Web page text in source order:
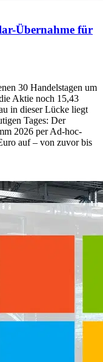
Übernahme für
30 Handelstagen um
Aktie noch 15,43
in dieser Lücke liegt
Tages: Der
2026 per Ad-hoc-
auf – von zuvor bis